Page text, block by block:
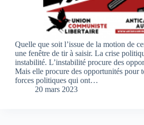
Quelle que soit l’issue de la motion de
une fenêtre de tir à saisir. La crise
instabilité. L’instabilité procure des
Mais elle procure des opportunités pour
forces politiques qui ont…
20 mars 2023